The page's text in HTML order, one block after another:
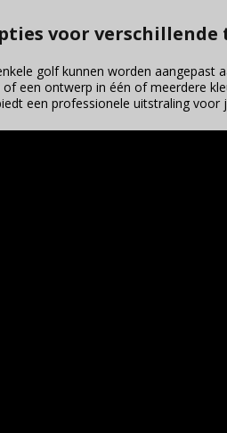
voor verschillende
golf kunnen worden
een ontwerp in één of meerdere
een professionele uitstraling voor